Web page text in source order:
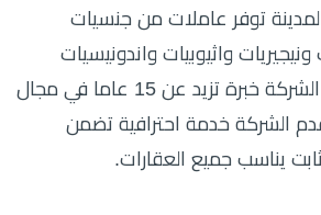
توفر عاملات من جنسيات
واثيوبيات واندونيسيات
وكينيات. كما تمتلك الشركة خبرة تزيد عن 15 عاما في مجال
الشركة خدمة احترافية تضمن
يناسب جميع العقارات.